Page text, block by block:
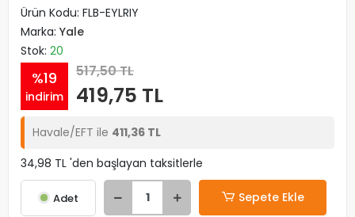
Ürün Kodu: FLB-EYLRIY
Marka: Yale
Stok: 20
%19
indirim
517,50 TL
419,75 TL
Havale/EFT ile 411,36 TL
34,98 TL 'den başlayan taksitlerle
Adet Sepete Ekle